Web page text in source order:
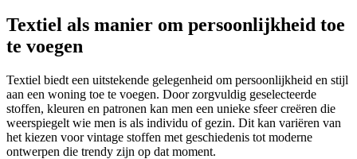
Textiel als manier om persoonlijkheid toe
te voegen
Textiel biedt een uitstekende gelegenheid om persoonlijkheid en stijl
aan een woning toe te voegen. Door zorgvuldig geselecteerde
stoffen, kleuren en patronen kan men een unieke sfeer creëren die
weerspiegelt wie men is als individu of gezin. Dit kan variëren van
het kiezen voor vintage stoffen met geschiedenis tot moderne
ontwerpen die trendy zijn op dat moment.